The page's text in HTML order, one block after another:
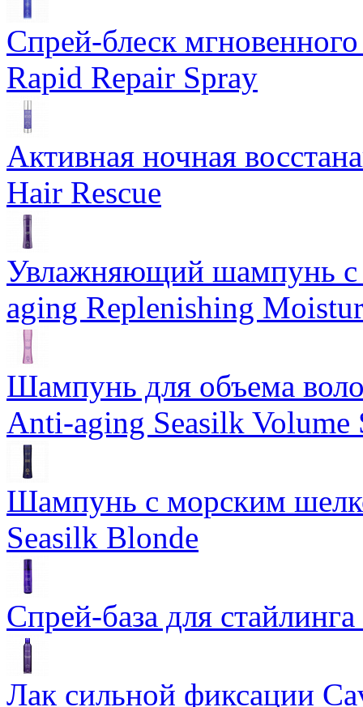
Спрей-блеск
Rapid Repair Spray
Активная ночная
Hair Rescue
Увлажняющий шампунь
aging Replenishing
Шампунь для объема
Anti-aging Seasilk Volume
Шампунь с морским
Seasilk Blonde
Спрей-база для
Лак сильной фиксации